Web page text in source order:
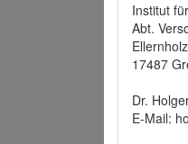
Institut
Abt.
17487
Dr.
E-Mail: